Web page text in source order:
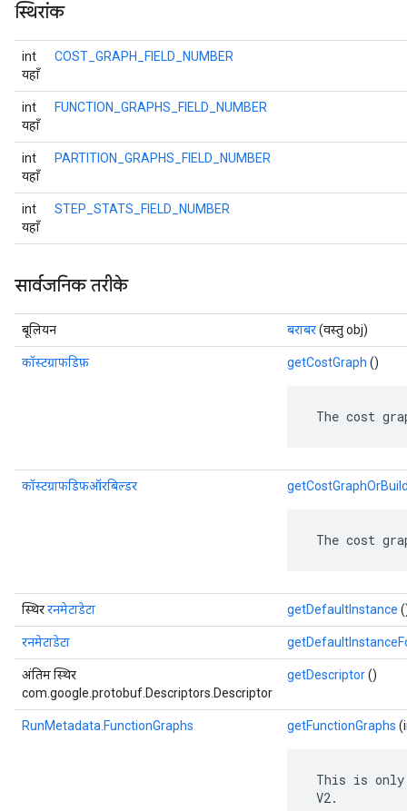
स्थिरांक
int
यहाँ
COST_GRAPH_FIELD_NUMBER
int
यहाँ
FUNCTION_GRAPHS_FIELD_NUMBER
int
यहाँ
PARTITION_GRAPHS_FIELD_NUMBER
int
यहाँ
STEP_STATS_FIELD_NUMBER
सार्वजनिक तरीके
बूलियन बराबर(वस्तु obj)
कॉस्टग्राफडिफ़ getCostGraph ()
The cost
कॉस्टग्राफडिफऑरबिल्डर
The cost
स्थिररनमेटाडेटा getDefaultInstance
रनमेटाडेटा
अंतिम स्थिर
com.google.protobuf.Descriptors.Descriptor
getDescriptor()
RunMetadata.FunctionGraphs getFunctionGraphs
This is only
V2.